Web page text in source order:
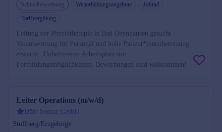
Schnellbewerbung Weiterbildungsangebote
Jobrad
Tarifvergütung
Leitung der Physiotherapie in Bad Oeynhausen gesucht -
Verantwortung für Personal und hohe Patient*innenbetreuung
erwartet. Unbefristeter Arbeitsplatz mit
Fortbildungsmöglichkeiten. Bewerbungen sind willkommen!
Leiter Operations (m/w/d)
Dürr Somac GmbH
Stollberg/Erzgebirge